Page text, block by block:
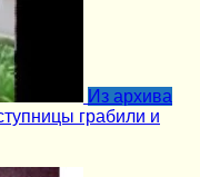
Из архива
грабили и